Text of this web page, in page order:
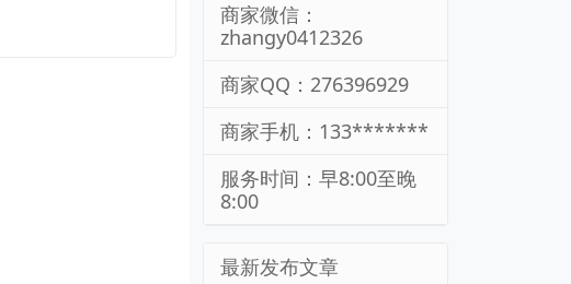
商家微信：
zhangy0412326
商家QQ：276396929
商家手机：133*******
服务时间：早8:00至晚
8:00
最新发布文章